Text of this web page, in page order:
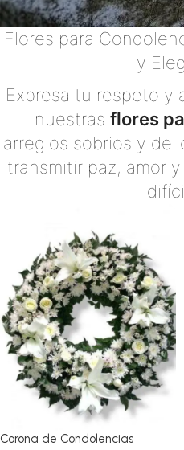
Flores para
y
Expresa tu respeto y
nuestras flores
arreglos sobrios y
transmitir paz, amor
Corona de Condolencias